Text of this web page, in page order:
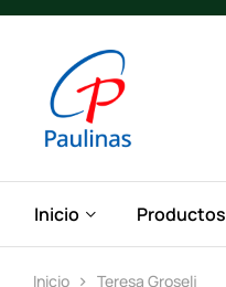
Inicio Productos
Inicio Teresa Groselj